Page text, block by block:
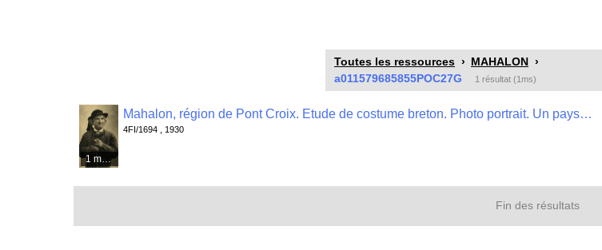
Toutes les ressources
MAHALON
a011579685855POC27G
1 résultat (1ms)
1 média
Mahalon, région de Pont Croix. Etude de costume breton. Photo portrait. Un paysan âgé en tenue bretonne, tenant une canne. , 4FI/1694
4FI/1694 , 1930
Fin des résultats